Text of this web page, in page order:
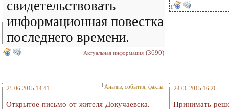
свидетельствовать
информационная повестка
последнего времени.
Актуальная информация (3690)
1
25.06.2015 14:41 Анализ, события, факты
Открытое письмо от жителя Докучаевска.
24.06.2015 16:26
Принимать